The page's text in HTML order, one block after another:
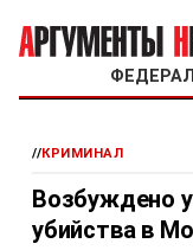
//КРИМИНАЛ
Возбуждено
убийства в